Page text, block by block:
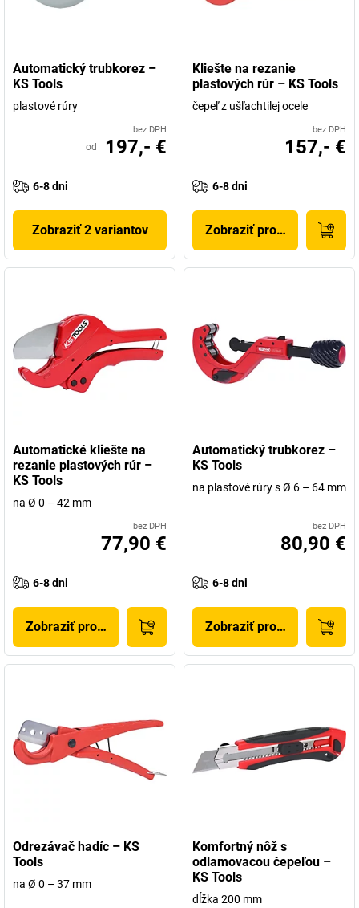
Automatický trubkorez –
KS Tools
plastové rúry
bez DPH
od 197,- €
6-8 dni
Zobraziť 2 variantov
Kliešte na rezanie
plastových rúr – KS Tools
čepeľ z ušľachtilej ocele
bez DPH
157,- €
6-8 dni
Zobraziť produkt
Automatické kliešte na
rezanie plastových rúr –
KS Tools
na Ø 0 – 42 mm
bez DPH
77,90 €
6-8 dni
Zobraziť produkt
Automatický trubkorez –
KS Tools
na plastové rúry s Ø 6 – 64 mm
bez DPH
80,90 €
6-8 dni
Zobraziť produkt
Odrezávač hadíc – KS
Tools
na Ø 0 – 37 mm
Komfortný nôž s
odlamovacou čepeľou –
KS Tools
dĺžka 200 mm